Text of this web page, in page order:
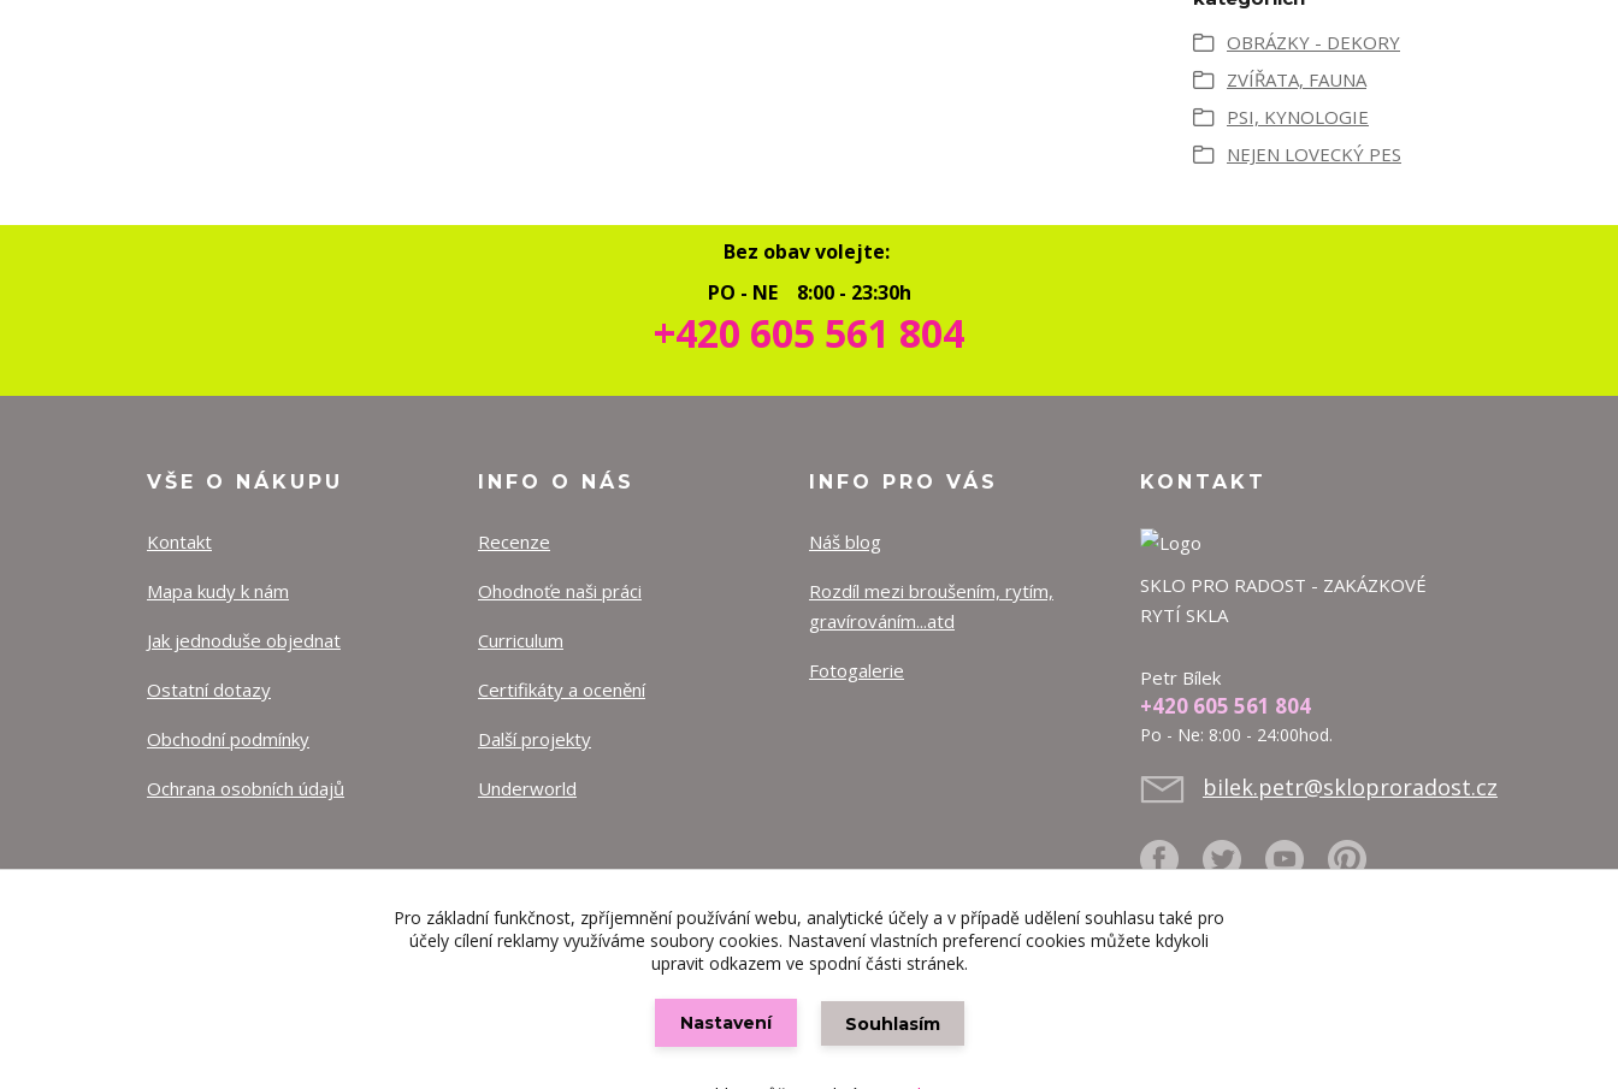
OBRÁZKY - DEKORY
ZVÍŘATA, FAUNA
PSI, KYNOLOGIE
NEJEN LOVECKÝ PES
Bez obav volejte:
PO - NE 8:00 - 23:30h
+420 605 561 804
VŠE O NÁKUPU
Kontakt
Mapa kudy k nám
Jak jednoduše objednat
Ostatní dotazy
Obchodní podmínky
Ochrana osobních údajů
INFO O NÁS
Recenze
Ohodnoťe naši práci
Curriculum
Certifikáty a ocenění
Další projekty
Underworld
INFO PRO VÁS
Náš blog
Rozdíl mezi broušením, rytím,
gravírováním...atd
Fotogalerie
KONTAKT
SKLO PRO RADOST - ZAKÁZKOVÉ
RYTÍ SKLA
Petr Bílek
+420 605 561 804
Po - Ne: 8:00 - 24:00hod.
bilek.petr@skloproradost.cz
Vytvořeno na Eshop-rychle.cz
Pro základní funkčnost, zpříjemnění používání webu, analytické účely a v případě udělení souhlasu také pro
účely cílení reklamy využíváme soubory cookies. Nastavení vlastních preferencí cookies můžete kdykoli
upravit odkazem ve spodní části stránek.
Nastavení Souhlasím